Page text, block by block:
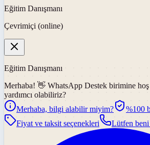
Eğitim Danışmanı
Çevrimiçi (online)
Eğitim Danışmanı
Merhaba! 👋 WhatsApp Destek birimine hoş
yardımcı olabiliriz?
Merhaba, bilgi alabilir miyim?
%100
Fiyat ve taksit seçenekleri
Lütfen beni